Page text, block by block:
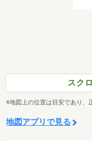
スク
※地図上の位置は目安であり、
地図アプリで見る